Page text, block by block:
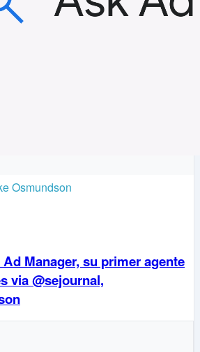
Osmundson
Manager, su primer agente
via @sejournal,